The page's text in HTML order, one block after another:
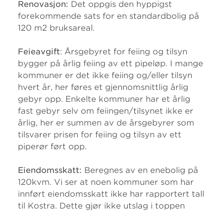
Renovasjon: Det oppgis den hyppigst
forekommende sats for en standardbolig på
120 m2 bruksareal.
Feieavgift: Årsgebyret for feiing og tilsyn
bygger på årlig feiing av ett pipeløp. I mange
kommuner er det ikke feiing og/eller tilsyn
hvert år, her føres et gjennomsnittlig årlig
gebyr opp. Enkelte kommuner har et årlig
fast gebyr selv om feiingen/tilsynet ikke er
årlig, her er summen av de årsgebyrer som
tilsvarer prisen for feiing og tilsyn av ett
piperør ført opp.
Eiendomsskatt: Beregnes av en enebolig på
120kvm. Vi ser at noen kommuner som har
innført eiendomsskatt ikke har rapportert tall
til Kostra. Dette gjør ikke utslag i toppen